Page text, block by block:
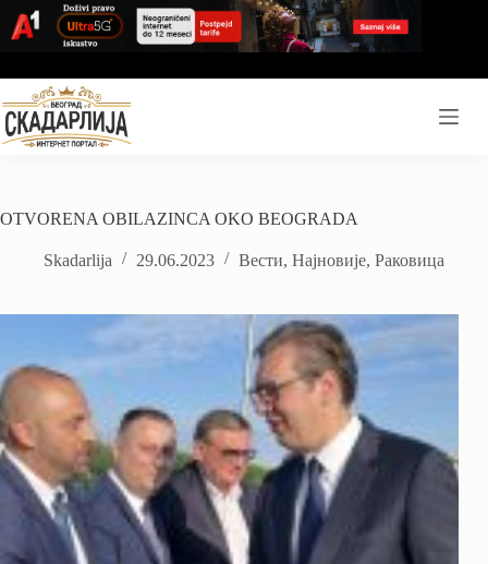
OTVORENA OBILAZINCA OKO BEOGRADA
Skadarlija 29.06.2023 Вести, Најновије, Раковица